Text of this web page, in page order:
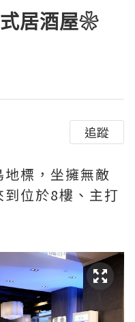
居酒屋❀
追蹤
標，坐擁無敵
位於8樓、主打